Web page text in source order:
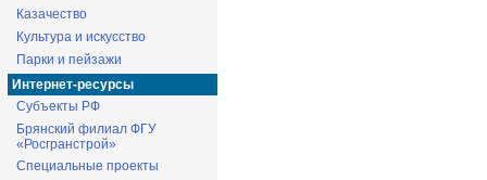
Казачество
Культура и искусство
Парки и пейзажи
Интернет-ресурсы
Субъекты РФ
Брянский филиал ФГУ
«Росгранстрой»
Специальные проекты